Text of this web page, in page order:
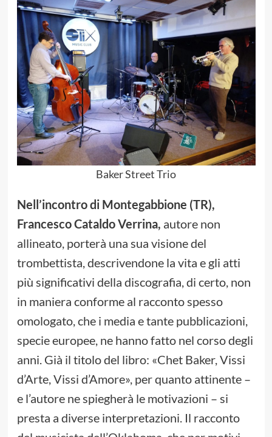
Baker Street Trio
Nell’incontro di Montegabbione (TR),
Francesco Cataldo Verrina, autore non
allineato, porterà una sua visione del
trombettista, descrivendone la vita e gli atti
più significativi della discografia, di certo, non
in maniera conforme al racconto spesso
omologato, che i media e tante pubblicazioni,
specie europee, ne hanno fatto nel corso degli
anni. Già il titolo del libro: «Chet Baker, Vissi
d’Arte, Vissi d’Amore», per quanto attinente –
e l’autore ne spiegherà le motivazioni – si
presta a diverse interpretazioni. Il racconto